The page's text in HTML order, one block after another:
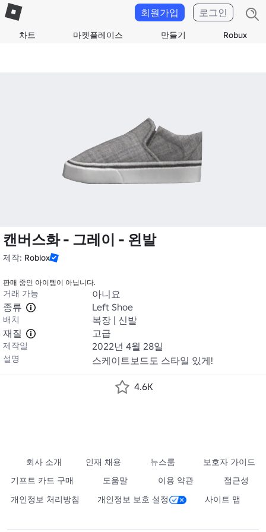
차트 마켓플레이스 만들기 Robux
회원가입 로그인
캔버스화 - 그레이 - 왼발
제작: Roblox
판매 중인 아이템이 아닙니다.
거래 가능
아니요
종류
Left Shoe
배치
복장 | 신발
재질
고급
제작일 2022년 4월 28일
설명 스케이트보드도 스타일 있게!
4.6K
회사 소개 인재 채용 뉴스룸
보호자 가이드
기프트 카드 구매
도움말 이용 약관
접근성
개인정보 처리방침
개인정보 보호 설정 사이트 맵